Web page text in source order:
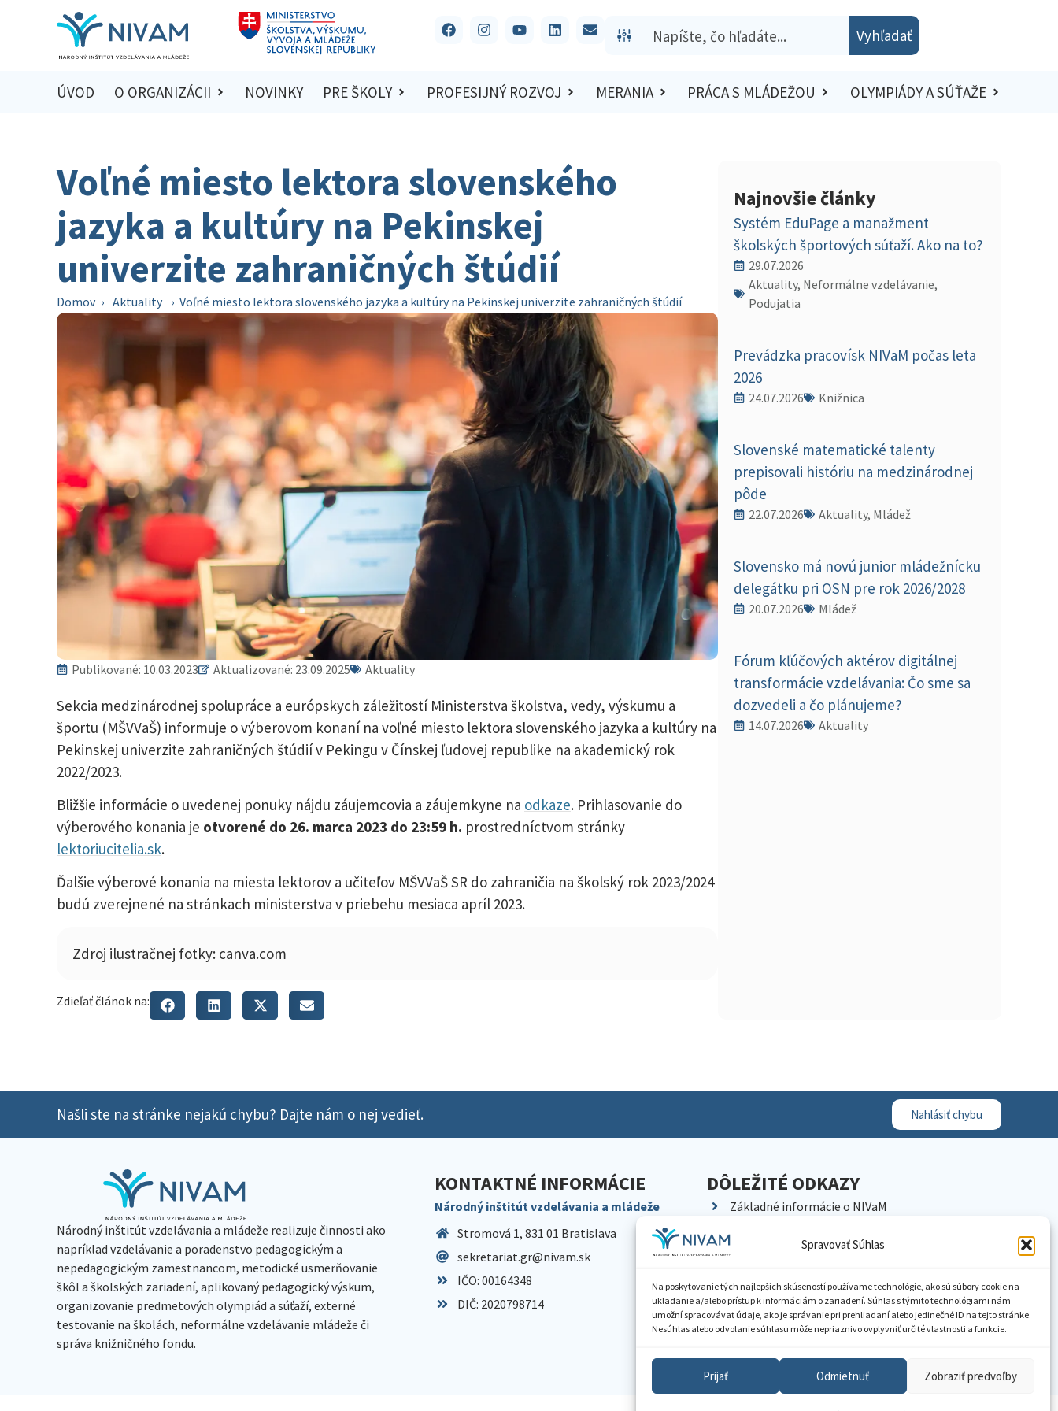
Spravovať Súhlas
Na poskytovanie tých najlepších skúseností používame technológie, ako sú súbory cookie na
ukladanie a/alebo prístup k informáciám o zariadení. Súhlas s týmito technológiami nám
umožní spracovávať údaje, ako je správanie pri prehliadaní alebo jedinečné ID na tejto stránke.
Nesúhlas alebo odvolanie súhlasu môže nepriaznivo ovplyvniť určité vlastnosti a funkcie.
Prijať Odmietnuť Zobraziť predvoľby
Vyhľadať
ÚVOD O ORGANIZÁCII NOVINKY PRE ŠKOLY PROFESIJNÝ ROZVOJ MERANIA PRÁCA S MLÁDEŽOU OLYMPIÁDY A SÚŤAŽE
Voľné miesto lektora slovenského
jazyka a kultúry na Pekinskej
univerzite zahraničných štúdií
Domov › Aktuality › Voľné miesto lektora slovenského jazyka a kultúry na Pekinskej univerzite zahraničných štúdií
Publikované: 10.03.2023 Aktualizované: 23.09.2025 Aktuality
Sekcia medzinárodnej spolupráce a európskych záležitostí Ministerstva školstva, vedy, výskumu a
športu (MŠVVaŠ) informuje o výberovom konaní na voľné miesto lektora slovenského jazyka a kultúry na
Pekinskej univerzite zahraničných štúdií v Pekingu v Čínskej ľudovej republike na akademický rok
2022/2023.
Bližšie informácie o uvedenej ponuky nájdu záujemcovia a záujemkyne na odkaze. Prihlasovanie do
výberového konania je otvorené do 26. marca 2023 do 23:59 h. prostredníctvom stránky
lektoriucitelia.sk.
Ďalšie výberové konania na miesta lektorov a učiteľov MŠVVaŠ SR do zahraničia na školský rok 2023/2024
budú zverejnené na stránkach ministerstva v priebehu mesiaca apríl 2023.
Zdroj ilustračnej fotky: canva.com
Zdieľať článok na:
Najnovšie články
Systém EduPage a manažment
školských športových súťaží. Ako na to?
29.07.2026
Aktuality, Neformálne vzdelávanie,
Podujatia
Prevádzka pracovísk NIVaM počas leta
2026
24.07.2026 Knižnica
Slovenské matematické talenty
prepisovali históriu na medzinárodnej
pôde
22.07.2026 Aktuality, Mládež
Slovensko má novú junior mládežnícku
delegátku pri OSN pre rok 2026/2028
20.07.2026 Mládež
Fórum kľúčových aktérov digitálnej
transformácie vzdelávania: Čo sme sa
dozvedeli a čo plánujeme?
14.07.2026 Aktuality
Našli ste na stránke nejakú chybu? Dajte nám o nej vedieť. Nahlásiť chybu
Národný inštitút vzdelávania a mládeže realizuje činnosti ako
napríklad vzdelávanie a poradenstvo pedagogickým a
nepedagogickým zamestnancom, metodické usmerňovanie
škôl a školských zariadení, aplikovaný pedagogický výskum,
organizovanie predmetových olympiád a súťaží, externé
testovanie na školách, neformálne vzdelávanie mládeže či
správa knižničného fondu.
KONTAKTNÉ INFORMÁCIE
Národný inštitút vzdelávania a mládeže
Stromová 1, 831 01 Bratislava
sekretariat.gr@nivam.sk
IČO: 00164348
DIČ: 2020798714
DÔLEŽITÉ ODKAZY
Základné informácie o NIVaM
Kontakty
Kariéra
Pracoviská NIVaM
Dokumenty inštitúcie